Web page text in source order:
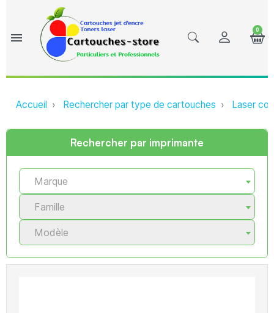
menu
0
Accueil Rechercher par type de cartouches Laser
Rechercher par imprimante
Marque
Famille
Modèle